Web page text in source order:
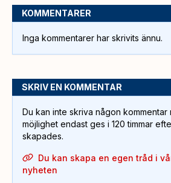
KOMMENTARER
Inga kommentarer har skrivits ännu.
SKRIV EN KOMMENTAR
Du kan inte skriva någon
möjlighet endast ges i 120 timmar
skapades.
Du kan skapa en egen tråd i
nyheten